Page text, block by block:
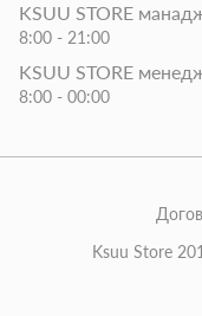
KSUU STORE
8:00 - 21:00
KSUU STORE
8:00 - 00:00
Ksuu Store